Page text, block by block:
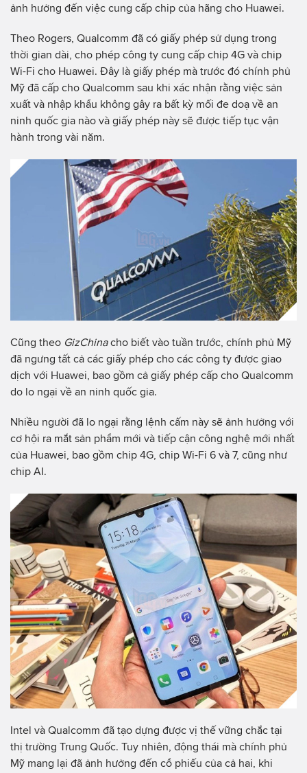
ảnh hưởng đến việc cung cấp chip của hãng cho Huawei.
Theo Rogers, Qualcomm đã có giấy phép sử dụng trong
thời gian dài, cho phép công ty cung cấp chip 4G và chip
Wi-Fi cho Huawei. Đây là giấy phép mà trước đó chính phủ
Mỹ đã cấp cho Qualcomm sau khi xác nhận rằng việc sản
xuất và nhập khẩu không gây ra bất kỳ mối đe doạ về an
ninh quốc gia nào và giấy phép này sẽ được tiếp tục vận
hành trong vài năm.
Cũng theo GizChinacho biết vào tuần trước, chính phủ Mỹ
đã ngưng tất cả các giấy phép cho các công ty được giao
dịch với Huawei, bao gồm cả giấy phép cấp cho Qualcomm
do lo ngại về an ninh quốc gia.
Nhiều người đã lo ngại rằng lệnh cấm này sẽ ảnh hưởng với
cơ hội ra mắt sản phẩm mới và tiếp cận công nghệ mới nhất
của Huawei, bao gồm chip 4G, chip Wi-Fi 6 và 7, cũng như
chip AI.
Intel và Qualcomm đã tạo dựng được vị thế vững chắc tại
thị trường Trung Quốc. Tuy nhiên, động thái mà chính phủ
Mỹ mang lại đã ảnh hưởng đến cổ phiếu của cả hai, khi